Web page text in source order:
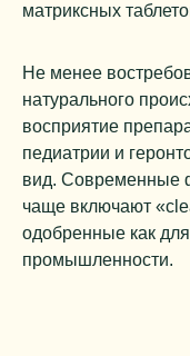
матриксных
Не менее
натурального
восприятие
педиатрии и
вид. Современные
чаще включают
одобренные как
промышленности.